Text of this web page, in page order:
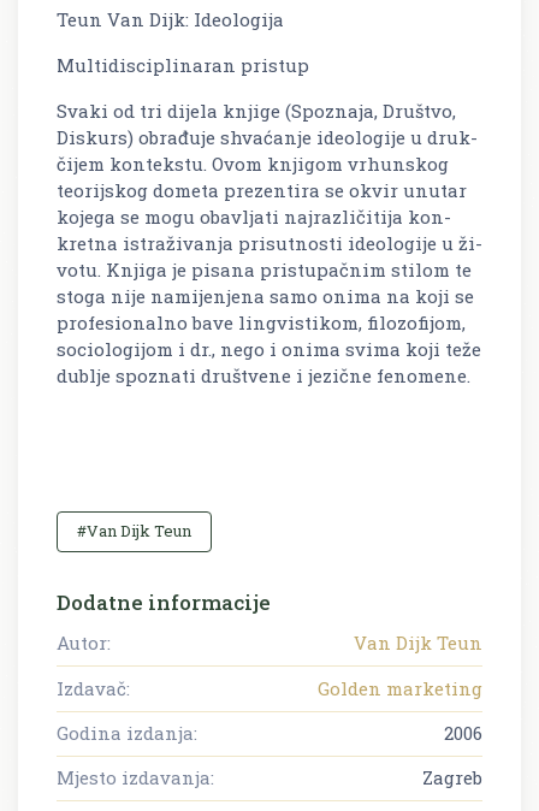
Teun Van Dijk: Ideologija
Multidisciplinaran pristup
Svaki od tri di­je­la knji­ge (Spo­zna­ja, Dru­štvo,
Di­skurs) ob­ra­đu­je shva­ća­nje ideo­lo­gi­je u druk­
či­jem kon­tek­stu. Ovom knji­gom vr­hun­skog
teo­rij­skog do­me­ta pre­zen­ti­ra se okvir unu­tar
ko­je­ga se mogu obav­lja­ti naj­raz­li­či­ti­ja kon­
kret­na is­tra­ži­va­nja pri­sut­no­sti ideo­lo­gi­je u ži­
vo­tu. Knji­ga je pi­sa­na pri­stu­pač­nim sti­lom te
stoga nije na­mi­je­nje­na samo onima na koji se
pro­fe­sio­nal­no bave lin­g­vi­sti­kom, fi­lo­zo­fi­jom,
so­cio­lo­gi­jom i dr., nego i onima svima koji teže
dub­lje spo­zna­ti dru­št­ve­ne i je­zič­ne fe­no­me­ne.
#Van Dijk Teun
Dodatne informacije
Autor:
Van Dijk Teun
Izdavač:
Golden marketing
Godina izdanja:
2006
Mjesto izdavanja:
Zagreb